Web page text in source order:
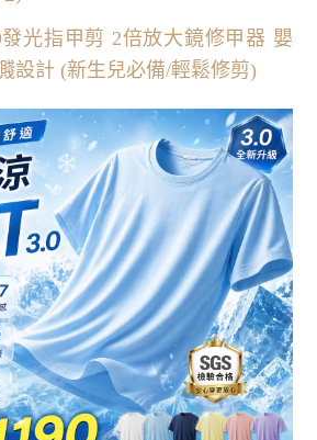
發光指甲剪 2倍放大鏡修甲器 嬰
設計 (新生兒必備/輕鬆修剪)